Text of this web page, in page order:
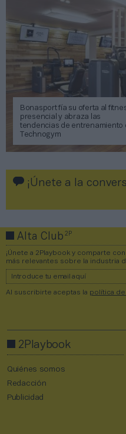
Bonasport fía su oferta al
presencial y abraza las
tendencias de entrenamiento
Technogym
¡Únete a la
Alta Club2P
¡Únete a 2Playbook y comparte
más relevantes sobre la industria
Al suscribirte aceptas la política
2Playbook
Quiénes somos
Redacción
Publicidad